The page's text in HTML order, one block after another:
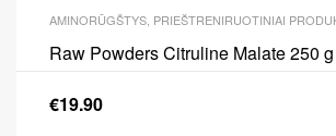
AMINORŪGŠTYS PRIEŠTRENIRUOTINIAI
Raw Powders Citruline Malate 250
€19.90